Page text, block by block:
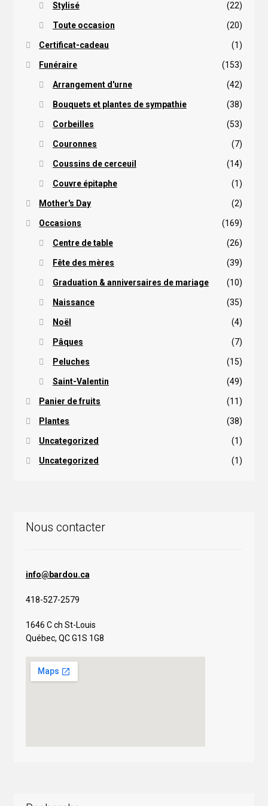
Stylisé (22)
Toute occasion (20)
Certificat-cadeau (1)
Funéraire (153)
Arrangement d'urne (42)
Bouquets et plantes de sympathie (38)
Corbeilles (53)
Couronnes (7)
Coussins de cerceuil (14)
Couvre épitaphe (1)
Mother's Day (2)
Occasions (169)
Centre de table (26)
Fête des mères (39)
Graduation & anniversaires de mariage (10)
Naissance (35)
Noël (4)
Pâques (7)
Peluches (15)
Saint-Valentin (49)
Panier de fruits (11)
Plantes (38)
Uncategorized (1)
Uncategorized (1)
Nous contacter
info@bardou.ca
418-527-2579
1646 C ch St-Louis
Québec, QC G1S 1G8